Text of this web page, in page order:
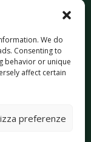
We do
Consenting to
behavior or unique
affect certain
preferenze